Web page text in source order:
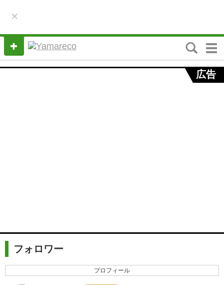
×
M
e
n
u
広告
フォロワー
プロフィール